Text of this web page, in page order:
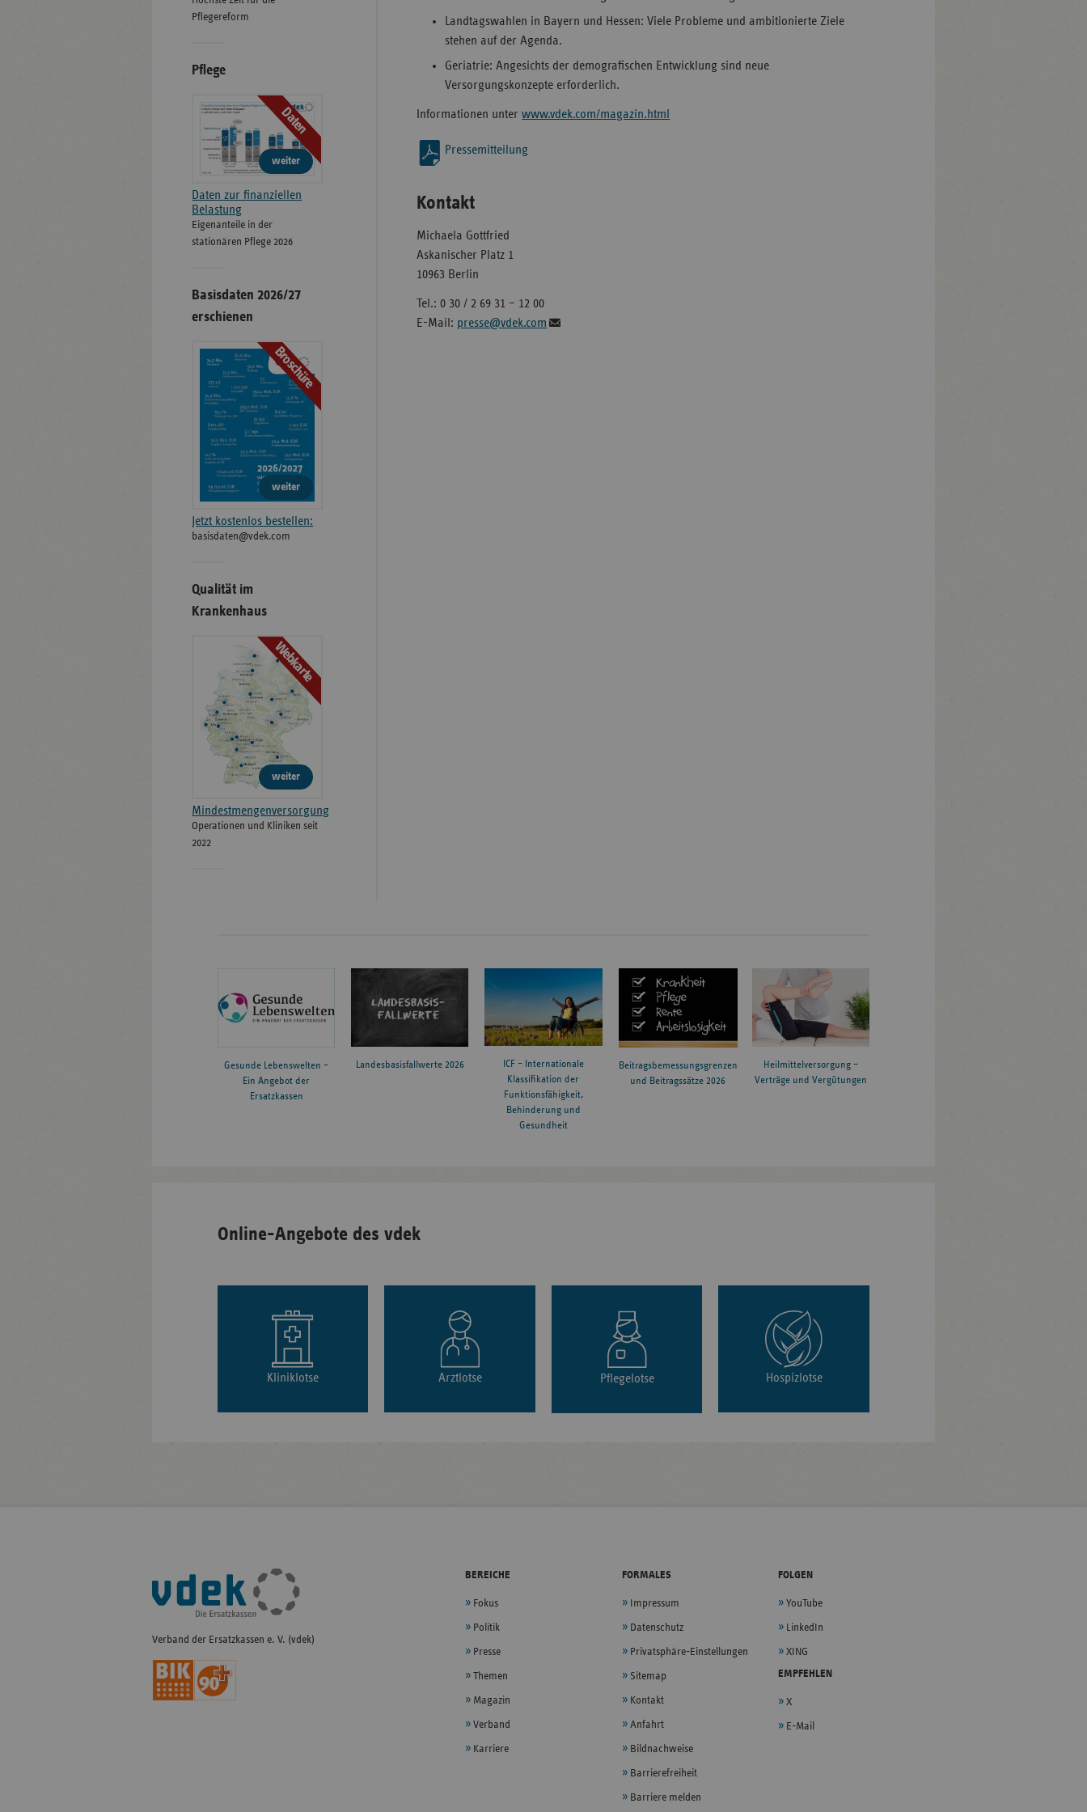
Landtagswahlen in Bayern und Hessen: Viele Probleme und ambitionierte Ziele
stehen auf der Agenda.
Geriatrie: Angesichts der demografischen Entwicklung sind neue
Versorgungskonzepte erforderlich.
Informationen unterwww.vdek.com/magazin.html
Pressemitteilung
Kontakt
Michaela Gottfried
Askanischer Platz 1
10963 Berlin
Tel.: 0 30 / 2 69 31 – 12 00
E-Mail: presse@vdek.com
Pflegereform
Pflege
Daten
weiter
Daten zur finanziellen
Belastung
Eigenanteile in der
stationären Pflege 2026
Basisdaten 2026/27
erschienen
Broschüre
weiter
Jetzt kostenlos bestellen:
basisdaten@vdek.com
Qualität im
Krankenhaus
Webkarte
weiter
Mindestmengenversorgung
Operationen und Kliniken seit
2022
Gesunde Lebenswelten –
Ein Angebot der
Ersatzkassen
Landesbasisfallwerte 2026
ICF – Internationale
Klassifikation der
Funktionsfähigkeit,
Behinderung und
Gesundheit
Beitragsbemessungsgrenzen
und Beitragssätze 2026
Heilmittelversorgung –
Verträge und Vergütungen
Online-Angebote des vdek
Kliniklotse Arztlotse Pflegelotse Hospizlotse
Fußleisten-
Navigation
Verband der Ersatzkassen e. V. (vdek)
BEREICHE
Fokus
Politik
Presse
Themen
Magazin
Verband
Karriere
FORMALES
Impressum
Datenschutz
Privatsphäre-Einstellungen
Sitemap
Kontakt
Anfahrt
Bildnachweise
Barrierefreiheit
Barriere melden
FOLGEN
YouTube
LinkedIn
XING
EMPFEHLEN
X
E-Mail